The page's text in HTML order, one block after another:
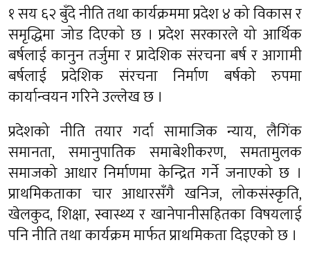
१ सय ६२ बुँदे नीति तथा कार्यक्रममा प्रदेश ४ को विकास र
समृद्धिमा जोड दिएको छ । प्रदेश सरकारले यो आर्थिक
बर्षलाई कानुन तर्जुमा र प्रादेशिक संरचना बर्ष र आगामी
बर्षलाई प्रदेशिक संरचना निर्माण बर्षको रुपमा
कार्यान्वयन गरिने उल्लेख छ ।
प्रदेशको नीति तयार गर्दा सामाजिक न्याय, लैगिंक
समानता, समानुपातिक समाबेशीकरण, समतामुलक
समाजको आधार निर्माणमा केन्द्रित गर्ने जनाएको छ ।
प्राथमिकताका चार आधारसँगै खनिज, लोकसंस्कृति,
खेलकुद, शिक्षा, स्वास्थ्य र खानेपानीसहितका विषयलाई
पनि नीति तथा कार्यक्रम मार्फत प्राथमिकता दिइएको छ ।